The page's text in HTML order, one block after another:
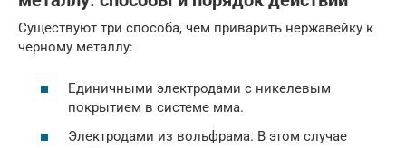
Существуют три способа, чем приварить нержавейку к
черному металлу:
Единичными электродами с никелевым
покрытием в системе мма.
Электродами из вольфрама. В этом случае